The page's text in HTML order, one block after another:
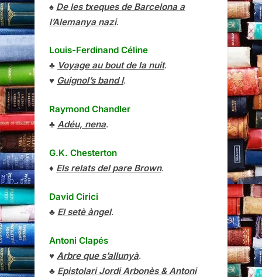
♠ De les txeques de Barcelona a
l’Alemanya nazi.
Louis-Ferdinand Céline
♣ Voyage au bout de la nuit.
♥ Guignol’s band I.
Raymond Chandler
♣ Adéu, nena.
G.K. Chesterton
♦ Els relats del pare Brown.
David Cirici
♣ El setè àngel.
Antoni Clapés
♥ Arbre que s’allunyà.
♣ Epistolari Jordi Arbonès & Antoni